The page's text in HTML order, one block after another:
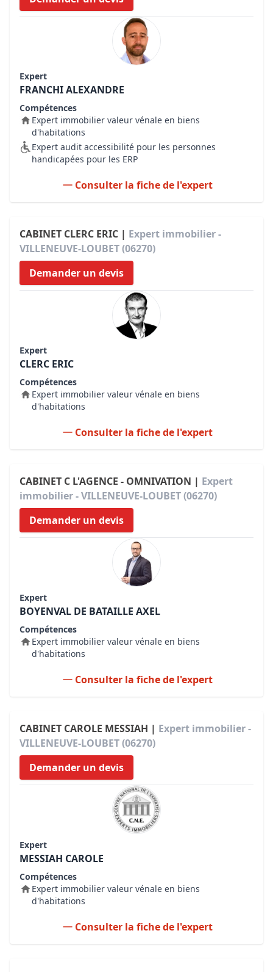
Expert
FRANCHI ALEXANDRE
Compétences
Expert immobilier valeur vénale en biens
d'habitations
Expert audit accessibilité pour les personnes
handicapées pour les ERP
Consulter la fiche de l'expert
CABINET CLERC ERIC | Expert immobilier -
VILLENEUVE-LOUBET (06270)
Demander un devis
Expert
CLERC ERIC
Compétences
Expert immobilier valeur vénale en biens
d'habitations
Consulter la fiche de l'expert
CABINET C L'AGENCE - OMNIVATION | Expert
immobilier - VILLENEUVE-LOUBET (06270)
Demander un devis
Expert
BOYENVAL DE BATAILLE AXEL
Compétences
Expert immobilier valeur vénale en biens
d'habitations
Consulter la fiche de l'expert
CABINET CAROLE MESSIAH | Expert immobilier -
VILLENEUVE-LOUBET (06270)
Demander un devis
Expert
MESSIAH CAROLE
Compétences
Expert immobilier valeur vénale en biens
d'habitations
Consulter la fiche de l'expert